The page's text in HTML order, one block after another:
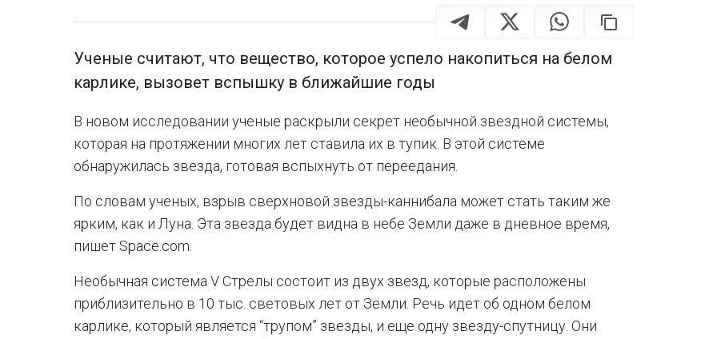
Ученые считают, что вещество, которое успело накопиться на белом
карлике, вызовет вспышку в ближайшие годы
В новом исследовании ученые раскрыли секрет необычной звездной системы,
которая на протяжении многих лет ставила их в тупик. В этой системе
обнаружилась звезда, готовая вспыхнуть от переедания.
По словам ученых, взрыв сверхновой звезды-каннибала может стать таким же
ярким, как и Луна. Эта звезда будет видна в небе Земли даже в дневное время,
пишет Space.com.
Необычная система V Стрелы состоит из двух звезд, которые расположены
приблизительно в 10 тыс. световых лет от Земли. Речь идет об одном белом
карлике, который является “трупом” звезды, и еще одну звезду-спутницу. Они